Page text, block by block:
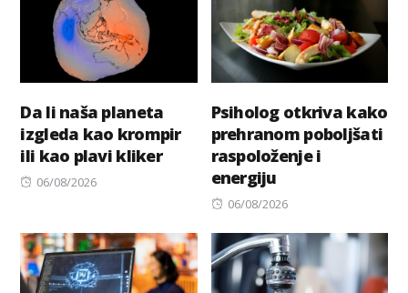
Da li naša planeta
izgleda kao krompir
ili kao plavi kliker
Posted
06/08/2026
Psiholog otkriva kako
prehranom poboljšati
raspoloženje i
energiju
Posted
06/08/2026